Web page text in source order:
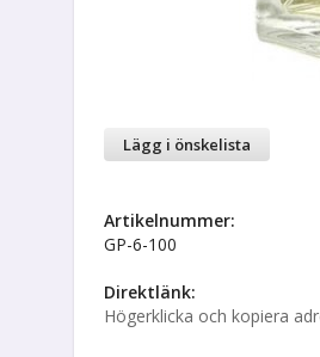
Lägg i önskelista
Artikelnummer:
GP-6-100
Direktlänk:
Högerklicka och kopiera